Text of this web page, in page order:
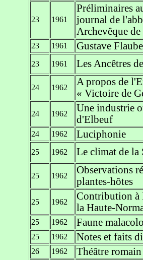
23 1961
Préliminaires
journal de
Archevêque de
23 1961 Gustave
23 1961 Les Ancêtres
24 1962
A propos de
« Victoire de
24 1962
Une industrie
d'Elbeuf
24 1962 Luciphonie
25 1962 Le climat de la
25 1962
Observations
plantes-hôtes
25 1962
Contribution à
la Haute-
25 1962 Faune
25 1962 Notes et faits
26 1962 Théâtre